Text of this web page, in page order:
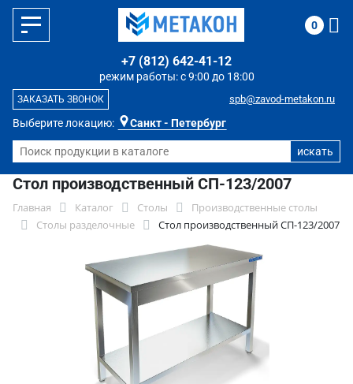
Выберите локацию: Санкт - Петербург
режим работы: с 9:00 до 18:00
+7 (812) 642-41-12
spb@zavod-metakon.ru
ЗАКАЗАТЬ ЗВОНОК
0
Стол производственный СП-123/2007
Главная Каталог Столы
Производственные столы
Столы разделочные
Стол производственный СП-123/2007